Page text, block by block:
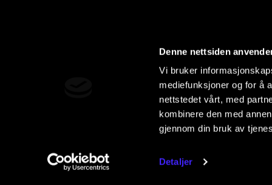
Denne nettsiden
Vi bruker
mediefunksjoner og for å
nettstedet vårt, med
kombinere den med
gjennom din bruk av
Detaljer